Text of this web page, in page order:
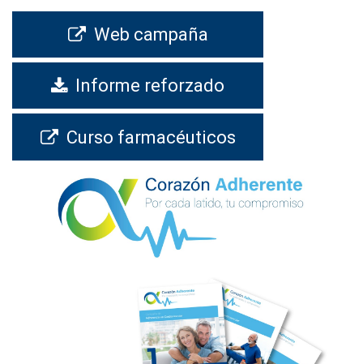
Web campaña
Informe reforzado
Curso farmacéuticos